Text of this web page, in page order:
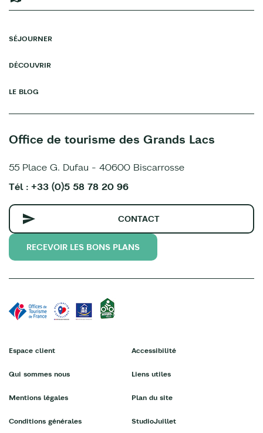
SÉJOURNER
DÉCOUVRIR
LE BLOG
Office de tourisme des Grands Lacs
55 Place G. Dufau - 40600 Biscarrosse
Tél : +33 (0)5 58 78 20 96
CONTACT
RECEVOIR LES BONS PLANS
Espace client
Qui sommes nous
Mentions légales
Conditions générales
Accessibilité
Liens utiles
Plan du site
StudioJuillet